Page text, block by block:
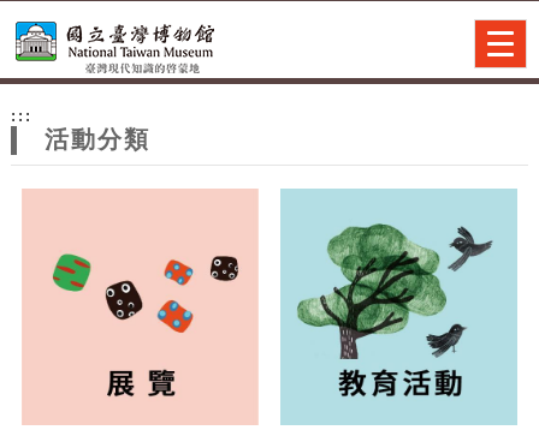
網
站
主
:::
活動分類